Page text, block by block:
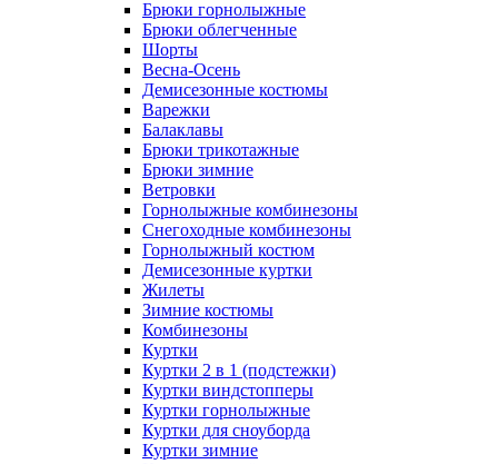
Брюки горнолыжные
Брюки облегченные
Шорты
Весна-Осень
Демисезонные костюмы
Варежки
Балаклавы
Брюки трикотажные
Брюки зимние
Ветровки
Горнолыжные комбинезоны
Снегоходные комбинезоны
Горнолыжный костюм
Демисезонные куртки
Жилеты
Зимние костюмы
Комбинезоны
Куртки
Куртки 2 в 1 (подстежки)
Куртки виндстопперы
Куртки горнолыжные
Куртки для сноуборда
Куртки зимние